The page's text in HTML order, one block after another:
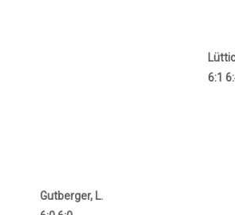
6:1
Gutberger, L.